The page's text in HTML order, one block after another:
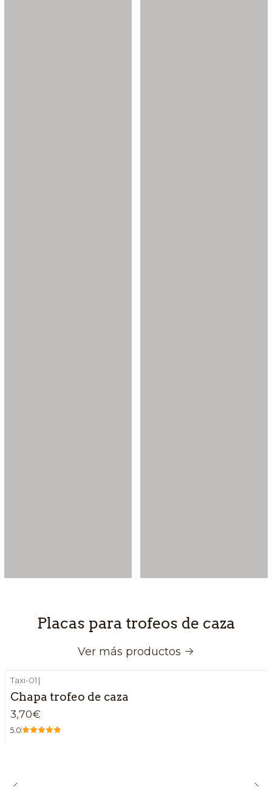
Placas para trofeos de caza
Ver más productos
Taxi-01 |
Chapa trofeo de caza
3,70€
5.0